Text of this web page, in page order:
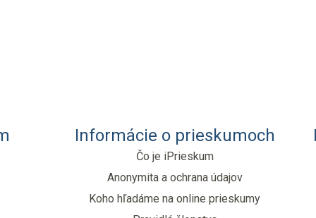
Informácie o prieskumoch
Čo je iPrieskum
Anonymita a ochrana údajov
Koho hľadáme na online prieskumy